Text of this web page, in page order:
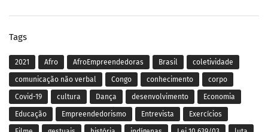
Tags
2021 Afro AfroEmpreendedoras Brasil coletividade
comunicação não verbal Congo conhecimento corpo
Covid-19 cultura Dança desenvolvimento Economia
Educação Empreendedorismo Entrevista Exercícios